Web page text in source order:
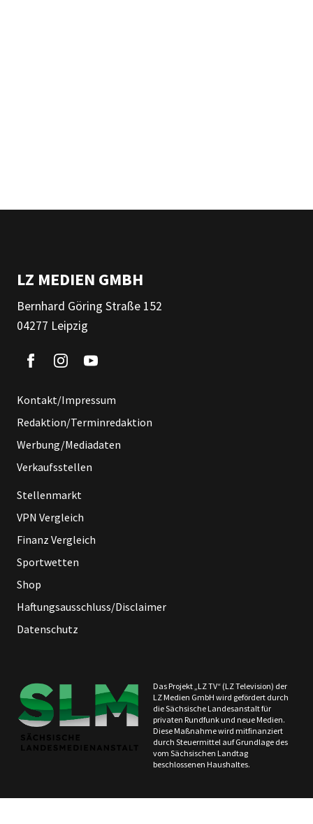
LZ MEDIEN GMBH
Bernhard Göring Straße 152
04277 Leipzig
Kontakt/Impressum
Redaktion/Terminredaktion
Werbung/Mediadaten
Verkaufsstellen
Stellenmarkt
VPN Vergleich
Finanz Vergleich
Sportwetten
Shop
Haftungsausschluss/Disclaimer
Datenschutz
Das Projekt „LZ TV“ (LZ Television) der
LZ Medien GmbH wird gefördert durch
die Sächsische Landesanstalt für
privaten Rundfunk und neue Medien.
Diese Maßnahme wird mitfinanziert
durch Steuermittel auf Grundlage des
vom Sächsischen Landtag
beschlossenen Haushaltes.